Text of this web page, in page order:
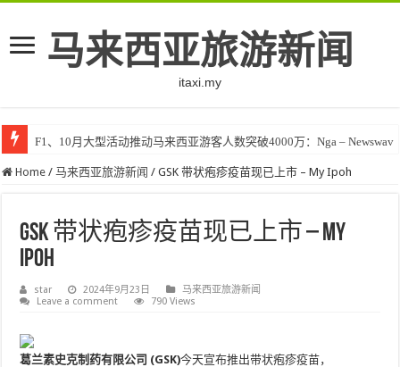
马来西亚旅游新闻
itaxi.my
F1、10月大型活动推动马来西亚游客人数突破4000万：Nga – Newswav
Home / 马来西亚旅游新闻 / GSK 带状疱疹疫苗现已上市 – My Ipoh
GSK 带状疱疹疫苗现已上市 – My
Ipoh
star 2024年9月23日
马来西亚旅游新闻
Leave a comment
790 Views
葛兰素史克制药有限公司 (GSK)今天宣布推出带状疱疹疫苗，